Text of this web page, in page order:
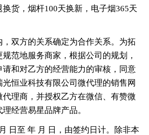
换货，烟杆100天换新，电子烟365天
，双方的关系确定为合作关系。为拓
范地服务商家，根据公司的规划，
请和对乙方的经营能力的审核，同意
恒业科技有限公司微代理的销售网
理商，并授权乙方在微信、有赞微
经营易星品牌产品。
日至 年 月 日，由签约日计。除非本